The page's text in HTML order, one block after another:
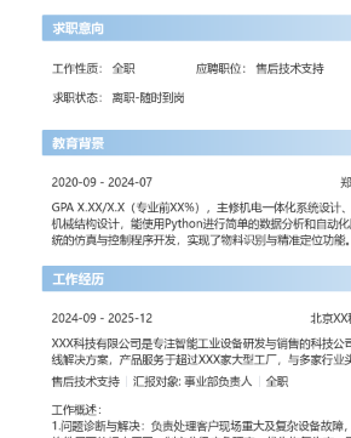
陈小湾
性别: 男年龄: 26学历: 本科
邮箱: xiaowan@gangwan.com电话号码:
求职意向
工作性质: 全职应聘职位: 售后技术支持期
求职状态: 离职-随时到岗
工作经历
2024-09